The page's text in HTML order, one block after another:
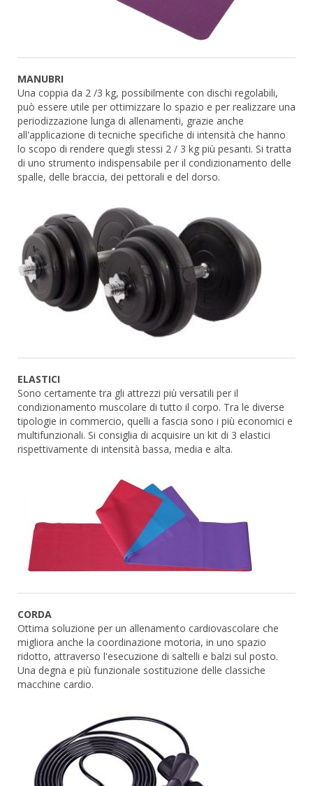
MANUBRI
Una coppia da 2 /3 kg, possibilmente con dischi regolabili,
può essere utile per ottimizzare lo spazio e per realizzare una
periodizzazione lunga di allenamenti, grazie anche
all'applicazione di tecniche specifiche di intensità che hanno
lo scopo di rendere quegli stessi 2 / 3 kg più pesanti. Si tratta
di uno strumento indispensabile per il condizionamento delle
spalle, delle braccia, dei pettorali e del dorso.
ELASTICI
Sono certamente tra gli attrezzi più versatili per il
condizionamento muscolare di tutto il corpo. Tra le diverse
tipologie in commercio, quelli a fascia sono i più economici e
multifunzionali. Si consiglia di acquisire un kit di 3 elastici
rispettivamente di intensità bassa, media e alta.
CORDA
Ottima soluzione per un allenamento cardiovascolare che
migliora anche la coordinazione motoria, in uno spazio
ridotto, attraverso l'esecuzione di saltelli e balzi sul posto.
Una degna e più funzionale sostituzione delle classiche
macchine cardio.